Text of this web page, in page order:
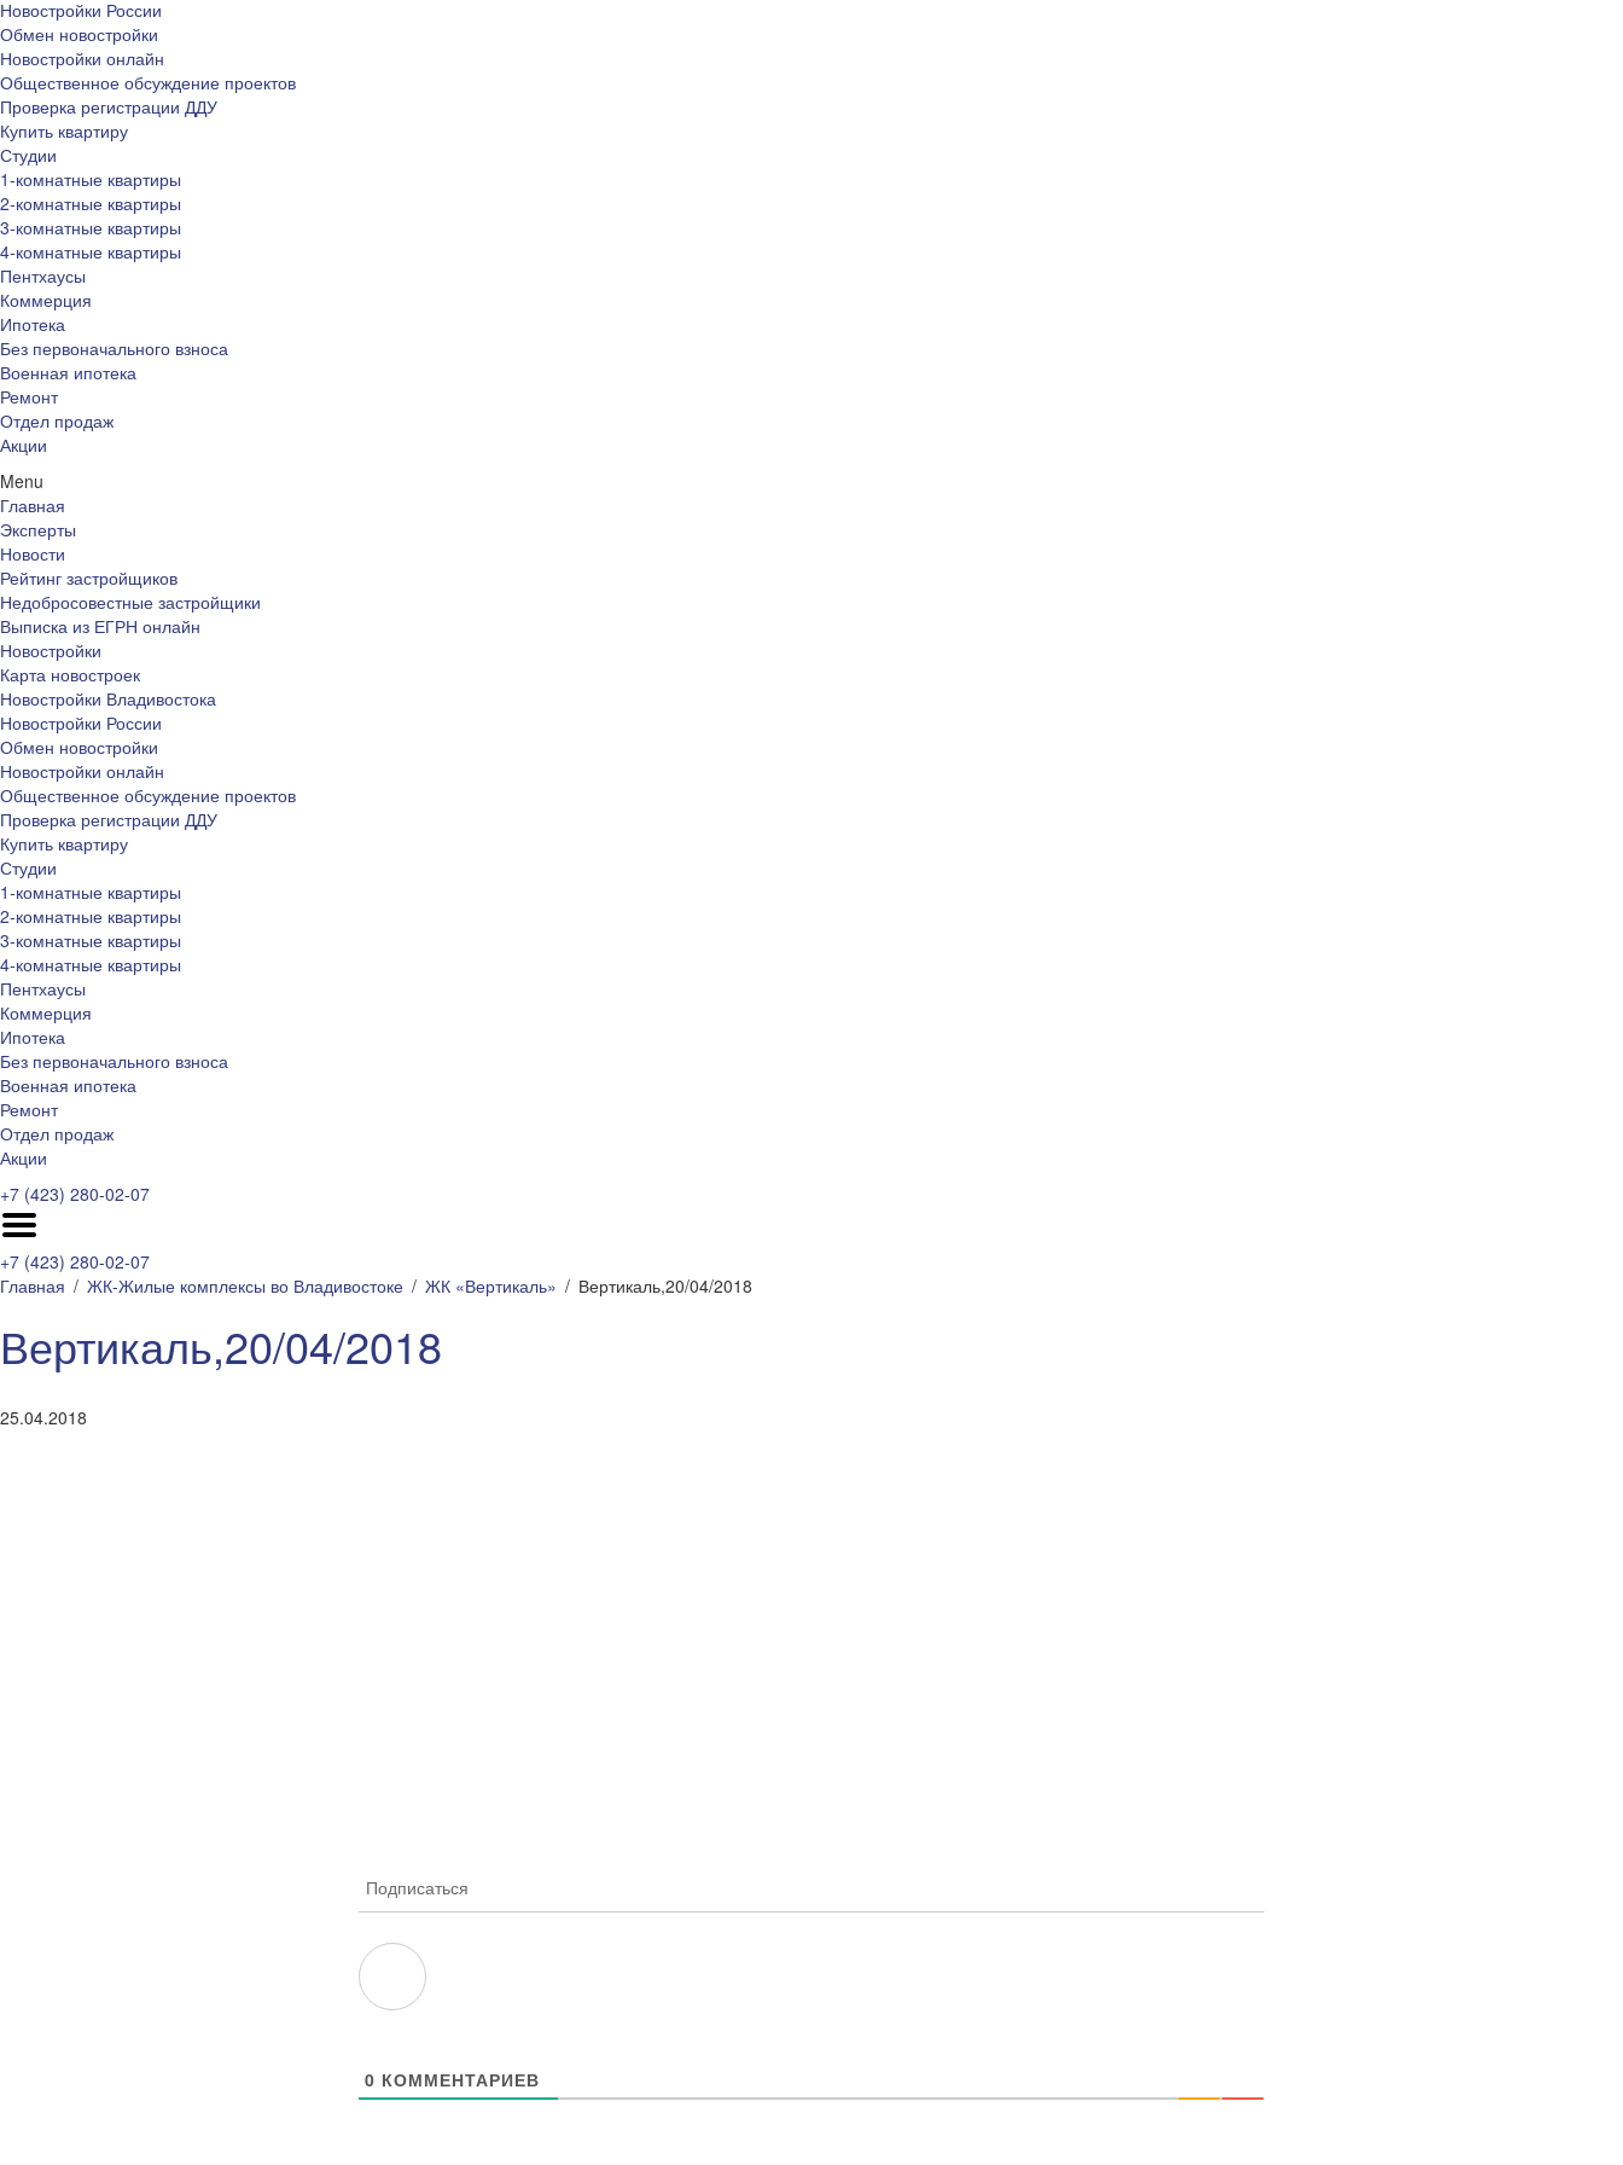
Новостройки России
Обмен новостройки
Новостройки онлайн
Общественное обсуждение проектов
Проверка регистрации ДДУ
Купить квартиру
Студии
1-комнатные квартиры
2-комнатные квартиры
3-комнатные квартиры
4-комнатные квартиры
Пентхаусы
Коммерция
Ипотека
Без первоначального взноса
Военная ипотека
Ремонт
Отдел продаж
Акции
Menu
Главная
Эксперты
Новости
Рейтинг застройщиков
Недобросовестные застройщики
Выписка из ЕГРН онлайн
Новостройки
Карта новостроек
Новостройки Владивостока
Новостройки России
Обмен новостройки
Новостройки онлайн
Общественное обсуждение проектов
Проверка регистрации ДДУ
Купить квартиру
Студии
1-комнатные квартиры
2-комнатные квартиры
3-комнатные квартиры
4-комнатные квартиры
Пентхаусы
Коммерция
Ипотека
Без первоначального взноса
Военная ипотека
Ремонт
Отдел продаж
Акции
+7 (423) 280-02-07
+7 (423) 280-02-07
Главная
ЖК-Жилые комплексы во Владивостоке ЖК «Вертикаль» Вертикаль,20/04/2018
Вертикаль,20/04/2018
25.04.2018
Подписаться
0 КОММЕНТАРИЕВ